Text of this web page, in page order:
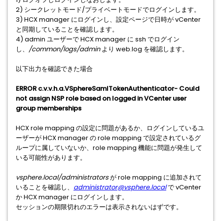
2) シークレットモード/プライベートモードでログインします。
3) HCX manager にログインし、設定ページで日時が vCenter
と同期していることを確認します。
4) admin ユーザーで HCX manager に ssh でログイン
し、 /common/logs/adminより web.log を確認します。
以下出力を確認できた場合
ERROR c.v.v.h.a.VSphereSamlTokenAuthenticator- Could
not assign NSP role based on logged in VCenter user
group memberships
HCX role mapping の設定に問題があるか、ログインしているユ
ーザーが HCX manager の role mapping で設定されているグ
ループに属していないか、role mapping 機能に問題が発生して
いる可能性があります。
vsphere.local/administratorsが role mapping に追加されて
いることを確認し、 administrator@vsphere.localで vCenter
か HCX manager にログインします。
セッションの期限切れのエラーは表示されないはずです。